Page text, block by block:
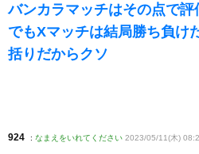
バンカラマッチはその点で評
でもXマッチは結局勝ち負け
括りだからクソ
924 : なまえをいれてください 2023/05/11(木)